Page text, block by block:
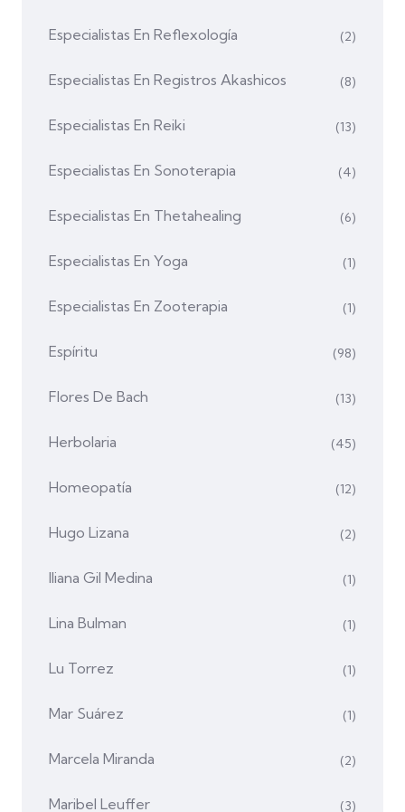
Especialistas En Reflexología (2)
Especialistas En Registros Akashicos (8)
Especialistas En Reiki (13)
Especialistas En Sonoterapia (4)
Especialistas En Thetahealing (6)
Especialistas En Yoga (1)
Especialistas En Zooterapia (1)
Espíritu (98)
Flores De Bach (13)
Herbolaria (45)
Homeopatía (12)
Hugo Lizana (2)
Iliana Gil Medina (1)
Lina Bulman (1)
Lu Torrez (1)
Mar Suárez (1)
Marcela Miranda (2)
Maribel Leuffer (3)